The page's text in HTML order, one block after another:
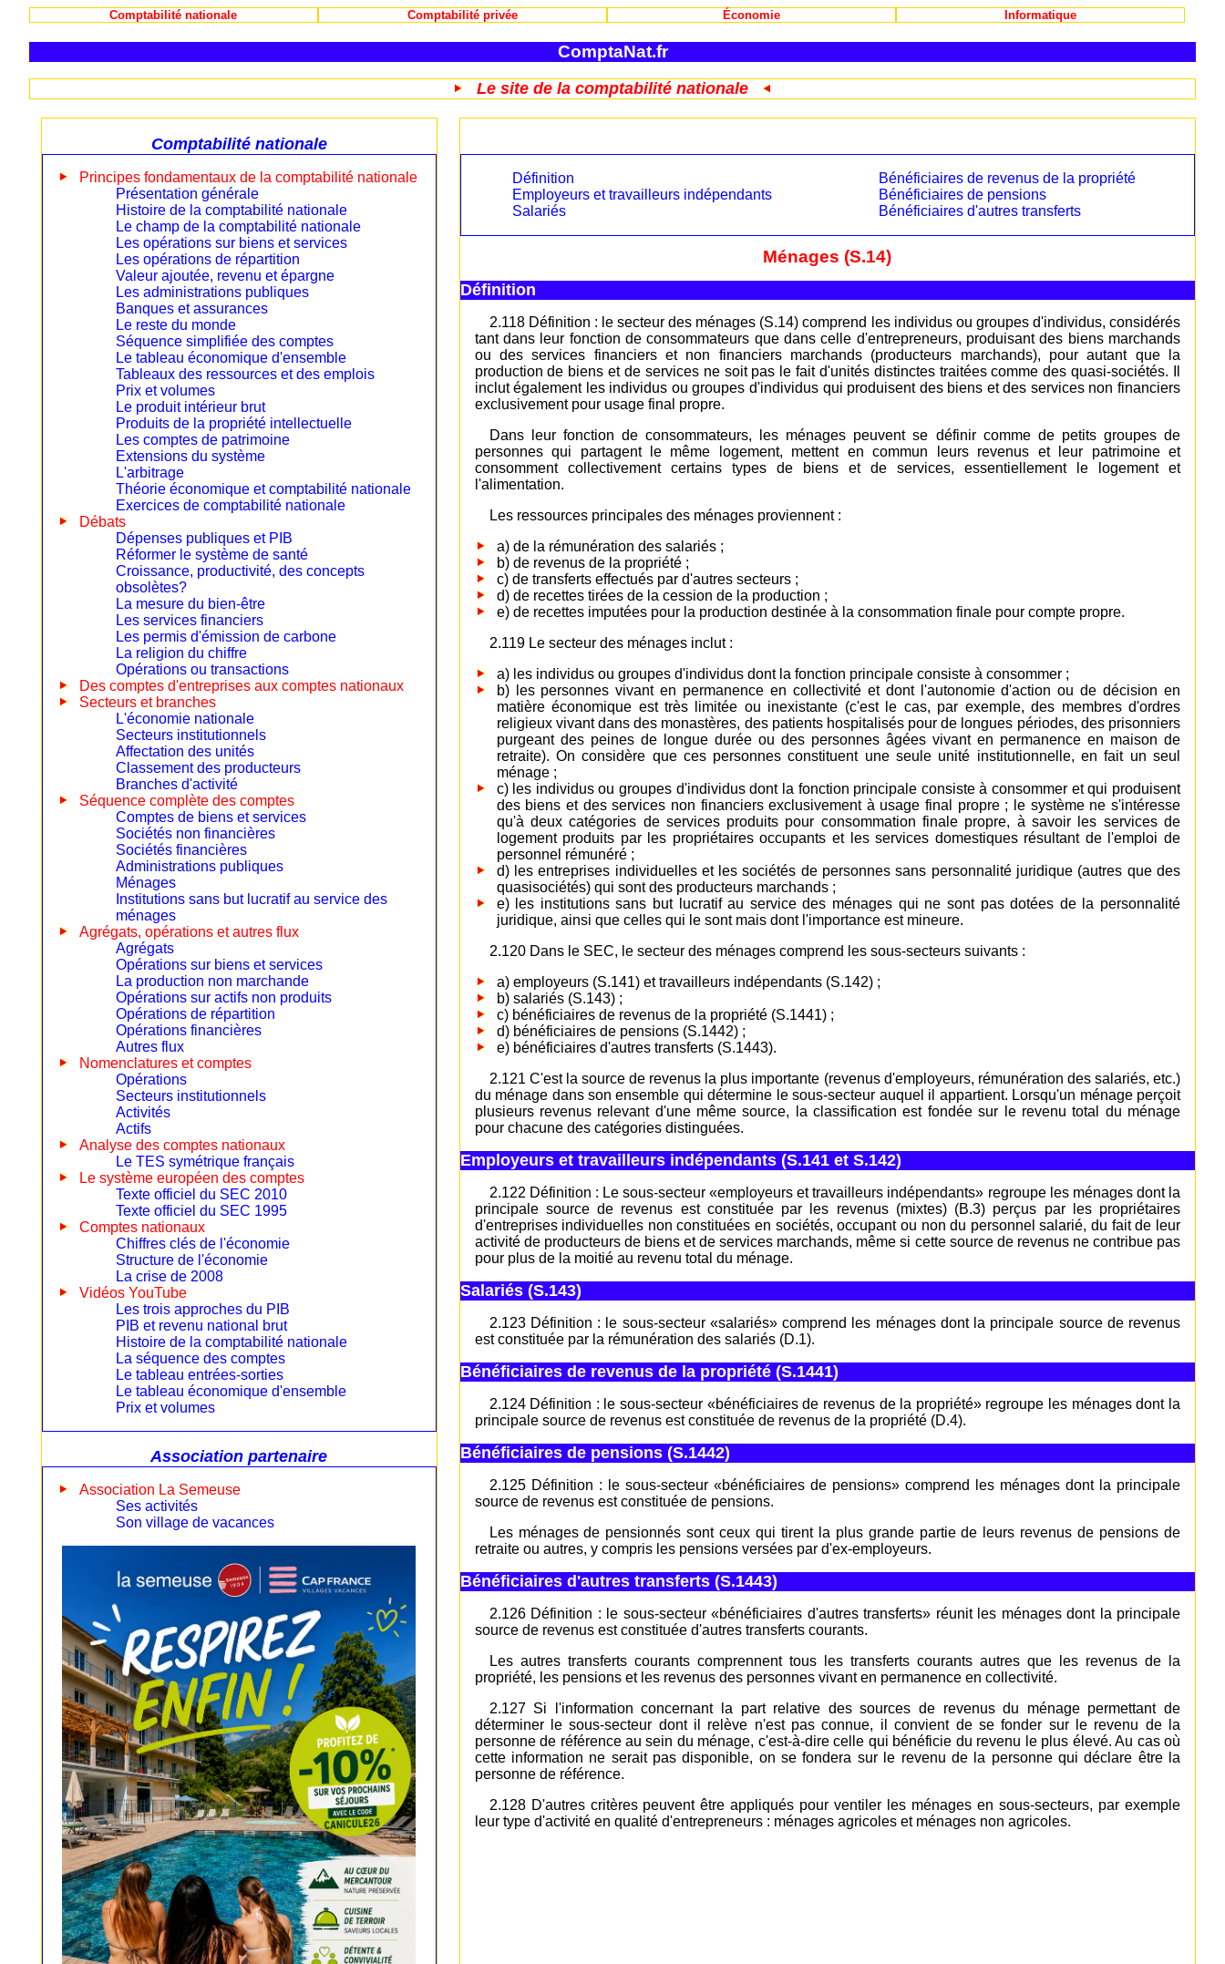
Comptabilité nationale Comptabilité privée Économie Informatique
ComptaNat.fr
Le site de la comptabilité nationale
Définition
Employeurs et travailleurs indépendants
Salariés
Bénéficiaires de revenus de la propriété
Bénéficiaires de pensions
Bénéficiaires d'autres transferts
Ménages (S.14)
Définition
2.118 Définition : le secteur des ménages (S.14) comprend les individus ou groupes d'individus, considérés
tant dans leur fonction de consommateurs que dans celle d'entrepreneurs, produisant des biens marchands
ou des services financiers et non financiers marchands (producteurs marchands), pour autant que la
production de biens et de services ne soit pas le fait d'unités distinctes traitées comme des quasi-sociétés. Il
inclut également les individus ou groupes d'individus qui produisent des biens et des services non financiers
exclusivement pour usage final propre.
Dans leur fonction de consommateurs, les ménages peuvent se définir comme de petits groupes de
personnes qui partagent le même logement, mettent en commun leurs revenus et leur patrimoine et
consomment collectivement certains types de biens et de services, essentiellement le logement et
l'alimentation.
Les ressources principales des ménages proviennent :
a) de la rémunération des salariés ;
b) de revenus de la propriété ;
c) de transferts effectués par d'autres secteurs ;
d) de recettes tirées de la cession de la production ;
e) de recettes imputées pour la production destinée à la consommation finale pour compte propre.
2.119 Le secteur des ménages inclut :
a) les individus ou groupes d'individus dont la fonction principale consiste à consommer ;
b) les personnes vivant en permanence en collectivité et dont l'autonomie d'action ou de décision en
matière économique est très limitée ou inexistante (c'est le cas, par exemple, des membres d'ordres
religieux vivant dans des monastères, des patients hospitalisés pour de longues périodes, des prisonniers
purgeant des peines de longue durée ou des personnes âgées vivant en permanence en maison de
retraite). On considère que ces personnes constituent une seule unité institutionnelle, en fait un seul
ménage ;
c) les individus ou groupes d'individus dont la fonction principale consiste à consommer et qui produisent
des biens et des services non financiers exclusivement à usage final propre ; le système ne s'intéresse
qu'à deux catégories de services produits pour consommation finale propre, à savoir les services de
logement produits par les propriétaires occupants et les services domestiques résultant de l'emploi de
personnel rémunéré ;
d) les entreprises individuelles et les sociétés de personnes sans personnalité juridique (autres que des
quasisociétés) qui sont des producteurs marchands ;
e) les institutions sans but lucratif au service des ménages qui ne sont pas dotées de la personnalité
juridique, ainsi que celles qui le sont mais dont l'importance est mineure.
2.120 Dans le SEC, le secteur des ménages comprend les sous-secteurs suivants :
a) employeurs (S.141) et travailleurs indépendants (S.142) ;
b) salariés (S.143) ;
c) bénéficiaires de revenus de la propriété (S.1441) ;
d) bénéficiaires de pensions (S.1442) ;
e) bénéficiaires d'autres transferts (S.1443).
2.121 C'est la source de revenus la plus importante (revenus d'employeurs, rémunération des salariés, etc.)
du ménage dans son ensemble qui détermine le sous-secteur auquel il appartient. Lorsqu'un ménage perçoit
plusieurs revenus relevant d'une même source, la classification est fondée sur le revenu total du ménage
pour chacune des catégories distinguées.
Employeurs et travailleurs indépendants (S.141 et S.142)
2.122 Définition : Le sous-secteur «employeurs et travailleurs indépendants» regroupe les ménages dont la
principale source de revenus est constituée par les revenus (mixtes) (B.3) perçus par les propriétaires
d'entreprises individuelles non constituées en sociétés, occupant ou non du personnel salarié, du fait de leur
activité de producteurs de biens et de services marchands, même si cette source de revenus ne contribue pas
pour plus de la moitié au revenu total du ménage.
Salariés (S.143)
2.123 Définition : le sous-secteur «salariés» comprend les ménages dont la principale source de revenus
est constituée par la rémunération des salariés (D.1).
Bénéficiaires de revenus de la propriété (S.1441)
2.124 Définition : le sous-secteur «bénéficiaires de revenus de la propriété» regroupe les ménages dont la
principale source de revenus est constituée de revenus de la propriété (D.4).
Bénéficiaires de pensions (S.1442)
2.125 Définition : le sous-secteur «bénéficiaires de pensions» comprend les ménages dont la principale
source de revenus est constituée de pensions.
Les ménages de pensionnés sont ceux qui tirent la plus grande partie de leurs revenus de pensions de
retraite ou autres, y compris les pensions versées par d'ex-employeurs.
Bénéficiaires d'autres transferts (S.1443)
2.126 Définition : le sous-secteur «bénéficiaires d'autres transferts» réunit les ménages dont la principale
source de revenus est constituée d'autres transferts courants.
Les autres transferts courants comprennent tous les transferts courants autres que les revenus de la
propriété, les pensions et les revenus des personnes vivant en permanence en collectivité.
2.127 Si l'information concernant la part relative des sources de revenus du ménage permettant de
déterminer le sous-secteur dont il relève n'est pas connue, il convient de se fonder sur le revenu de la
personne de référence au sein du ménage, c'est-à-dire celle qui bénéficie du revenu le plus élevé. Au cas où
cette information ne serait pas disponible, on se fondera sur le revenu de la personne qui déclare être la
personne de référence.
2.128 D'autres critères peuvent être appliqués pour ventiler les ménages en sous-secteurs, par exemple
leur type d'activité en qualité d'entrepreneurs : ménages agricoles et ménages non agricoles.
Comptabilité nationale
Principes fondamentaux de la comptabilité nationale
Présentation générale
Histoire de la comptabilité nationale
Le champ de la comptabilité nationale
Les opérations sur biens et services
Les opérations de répartition
Valeur ajoutée, revenu et épargne
Les administrations publiques
Banques et assurances
Le reste du monde
Séquence simplifiée des comptes
Le tableau économique d'ensemble
Tableaux des ressources et des emplois
Prix et volumes
Le produit intérieur brut
Produits de la propriété intellectuelle
Les comptes de patrimoine
Extensions du système
L'arbitrage
Théorie économique et comptabilité nationale
Exercices de comptabilité nationale
Débats
Dépenses publiques et PIB
Réformer le système de santé
Croissance, productivité, des concepts
obsolètes?
La mesure du bien-être
Les services financiers
Les permis d'émission de carbone
La religion du chiffre
Opérations ou transactions
Des comptes d'entreprises aux comptes nationaux
Secteurs et branches
L'économie nationale
Secteurs institutionnels
Affectation des unités
Classement des producteurs
Branches d'activité
Séquence complète des comptes
Comptes de biens et services
Sociétés non financières
Sociétés financières
Administrations publiques
Ménages
Institutions sans but lucratif au service des
ménages
Agrégats, opérations et autres flux
Agrégats
Opérations sur biens et services
La production non marchande
Opérations sur actifs non produits
Opérations de répartition
Opérations financières
Autres flux
Nomenclatures et comptes
Opérations
Secteurs institutionnels
Activités
Actifs
Analyse des comptes nationaux
Le TES symétrique français
Le système européen des comptes
Texte officiel du SEC 2010
Texte officiel du SEC 1995
Comptes nationaux
Chiffres clés de l'économie
Structure de l'économie
La crise de 2008
Vidéos YouTube
Les trois approches du PIB
PIB et revenu national brut
Histoire de la comptabilité nationale
La séquence des comptes
Le tableau entrées-sorties
Le tableau économique d'ensemble
Prix et volumes
Association partenaire
Association La Semeuse
Ses activités
Son village de vacances